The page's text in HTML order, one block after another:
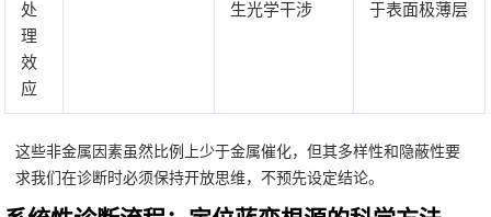
处
理
效
应
生光学干涉
于表面极薄层
这些非金属因素虽然比例上少于金属催化，但其多样性和隐蔽性要
求我们在诊断时必须保持开放思维，不预先设定结论。